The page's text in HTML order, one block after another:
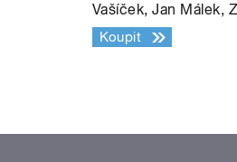
Vašíček, Jan Málek,
Koupit